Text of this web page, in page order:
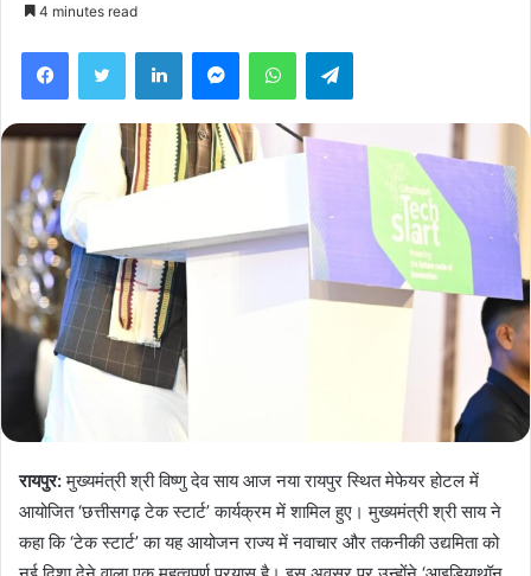
4 minutes read
रायपुर:मुख्यमंत्री श्री विष्णु देव साय आज नया रायपुर स्थित मेफेयर होटल में
आयोजित ‘छत्तीसगढ़ टेक स्टार्ट’ कार्यक्रम में शामिल हुए। मुख्यमंत्री श्री साय ने
कहा कि ‘टेक स्टार्ट’ का यह आयोजन राज्य में नवाचार और तकनीकी उद्यमिता को